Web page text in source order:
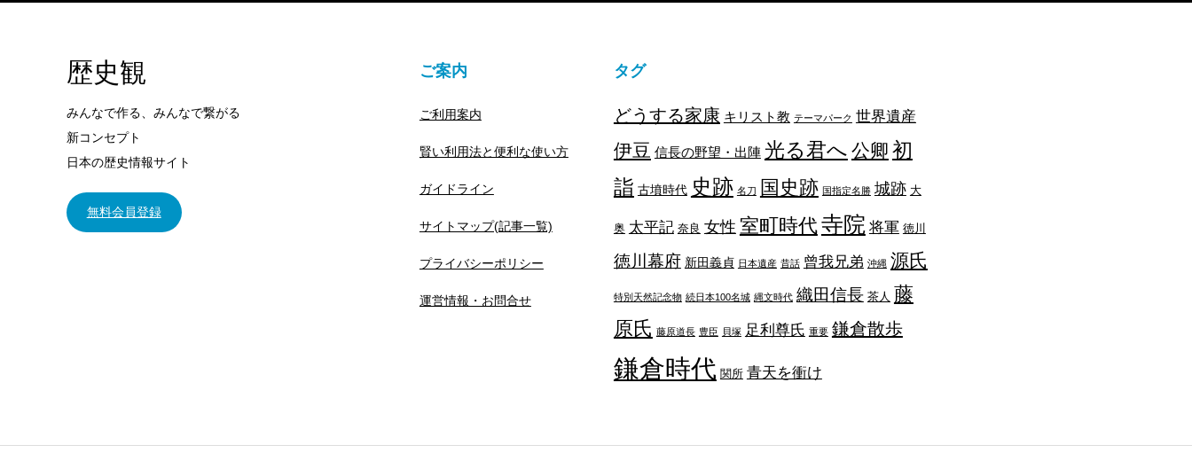
歴史観
みんなで作る、みんなで繋がる
新コンセプト
日本の歴史情報サイト
無料会員登録
ご案内
ご利用案内
賢い利用法と便利な使い方
ガイドライン
サイトマップ(記事一覧)
プライバシーポリシー
運営情報・お問合せ
タグ
どうする家康 キリスト教 テーマパーク 世界遺産
伊豆 信長の野望・出陣 光る君へ 公卿 初
詣 古墳時代 史跡 名刀 国史跡 国指定名勝 城跡 大
奥 太平記 奈良 女性 室町時代寺院 将軍 徳川
徳川幕府 新田義貞 日本遺産 昔話 曾我兄弟 沖縄 源氏
特別天然記念物 続日本100名城 縄文時代 織田信長 茶人 藤
原氏 藤原道長 豊臣 貝塚 足利尊氏 重要 鎌倉散歩
鎌倉時代 関所 青天を衝け